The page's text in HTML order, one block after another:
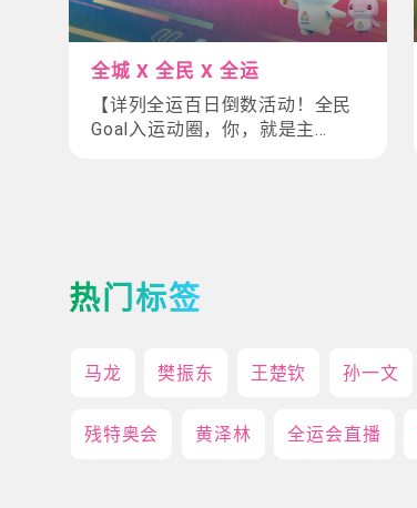
全城 X 全民 X 全运
【详列全运百日倒数活动！全民
Goal入运动圈，你，就是主
热门标签
马龙 樊振东 王楚钦 孙一文
残特奥会 黄泽林 全运会直播